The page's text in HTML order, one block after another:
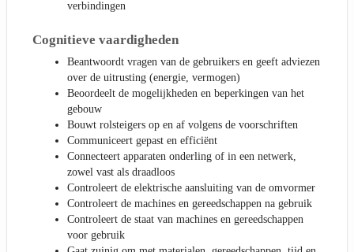
verbindingen
Cognitieve vaardigheden
Beantwoordt vragen van de gebruikers en geeft adviezen
over de uitrusting (energie, vermogen)
Beoordeelt de mogelijkheden en beperkingen van het
gebouw
Bouwt rolsteigers op en af volgens de voorschriften
Communiceert gepast en efficiënt
Connecteert apparaten onderling of in een netwerk,
zowel vast als draadloos
Controleert de elektrische aansluiting van de omvormer
Controleert de machines en gereedschappen na gebruik
Controleert de staat van machines en gereedschappen
voor gebruik